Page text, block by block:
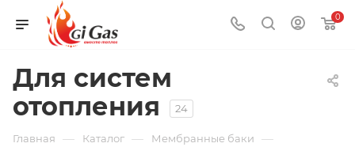
0
Для систем
отопления
24
Главная — Каталог — Мембранные баки —